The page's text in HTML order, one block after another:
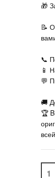
🎁
📝
📞
📱
💬
🚚
🏆